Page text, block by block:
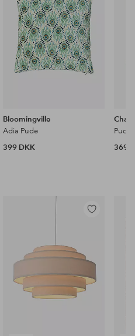
Bloomingville
Adia Pude
399 DKK
369
Tilføj